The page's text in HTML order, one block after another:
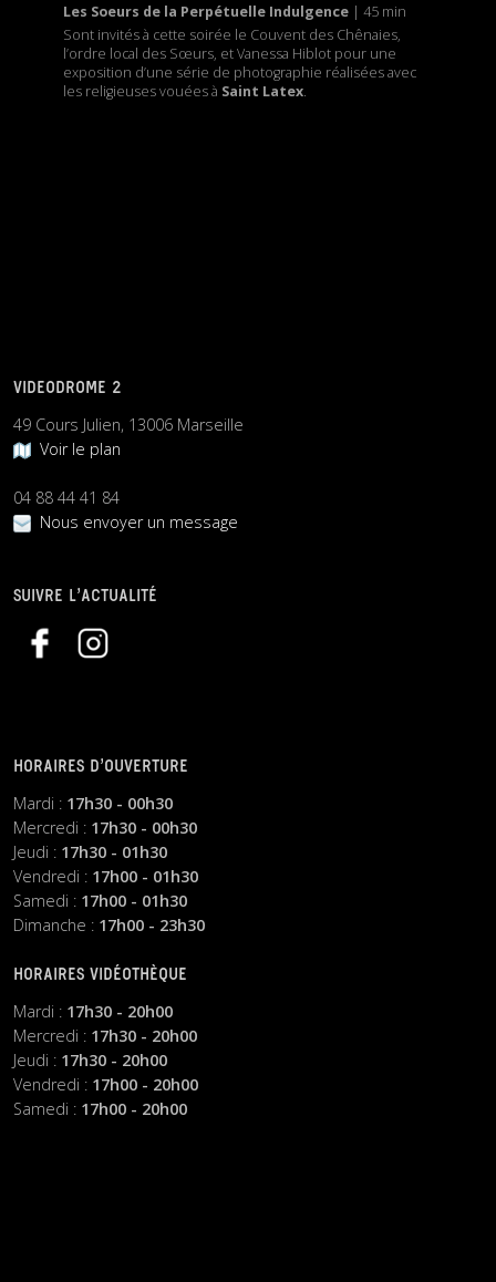
Les Soeurs de la Perpétuelle Indulgence| 45 min
Sont invités à cette soirée le Couvent des Chênaies,
l’ordre local des Sœurs, et Vanessa Hiblot pour une
exposition d’une série de photographie réalisées avec
les religieuses vouées à Saint Latex.
VIDEODROME 2
49 Cours Julien, 13006 Marseille
Voir le plan
04 88 44 41 84
Nous envoyer un message
SUIVRE L’ACTUALITÉ
HORAIRES D’OUVERTURE
Mardi : 17h30 - 00h30
Mercredi : 17h30 - 00h30
Jeudi : 17h30 - 01h30
Vendredi : 17h00 - 01h30
Samedi : 17h00 - 01h30
Dimanche : 17h00 - 23h30
HORAIRES VIDÉOTHÈQUE
Mardi : 17h30 - 20h00
Mercredi : 17h30 - 20h00
Jeudi : 17h30 - 20h00
Vendredi : 17h00 - 20h00
Samedi : 17h00 - 20h00